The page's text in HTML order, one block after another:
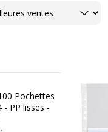
Pochettes
PP lisses -